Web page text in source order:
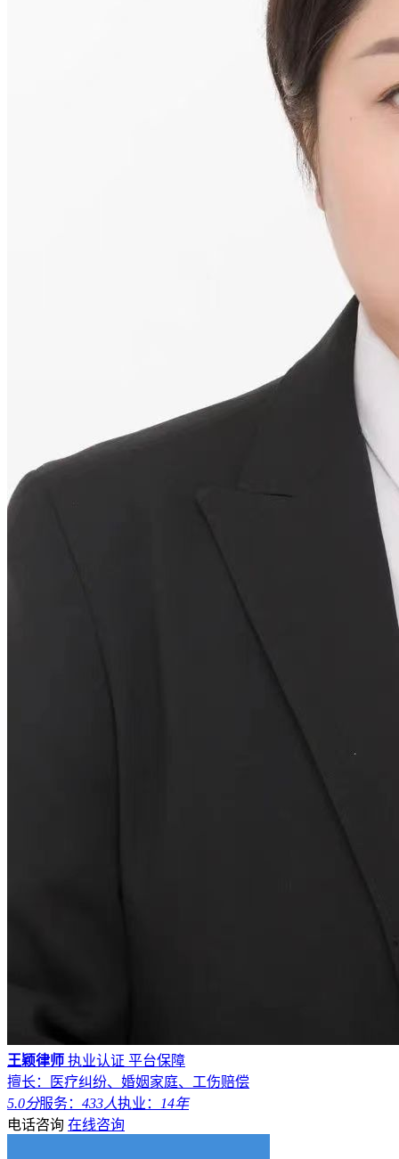
王颖律师 执业认证 平台保障
擅长：医疗纠纷、婚姻家庭、工伤赔偿
5.0分服务： 433人执业：
14年
电话咨询 在线咨询